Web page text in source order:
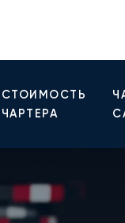
СТОИМОСТЬ
ЧАРТЕРА